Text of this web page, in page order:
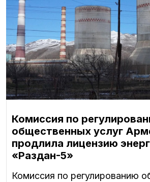
Комиссия по
общественных услуг
продлила лицензию
«Раздан-5»
Комиссия по регулированию